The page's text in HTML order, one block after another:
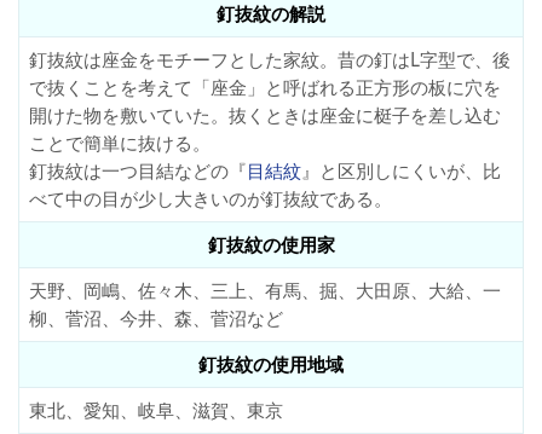
釘抜紋の解説
釘抜紋は座金をモチーフとした家紋。昔の釘はL字型で、後
で抜くことを考えて「座金」と呼ばれる正方形の板に穴を
開けた物を敷いていた。抜くときは座金に梃子を差し込む
ことで簡単に抜ける。
釘抜紋は一つ目結などの『目結紋』と区別しにくいが、比
べて中の目が少し大きいのが釘抜紋である。
釘抜紋の使用家
天野、岡嶋、佐々木、三上、有馬、掘、大田原、大給、一
柳、菅沼、今井、森、菅沼など
釘抜紋の使用地域
東北、愛知、岐阜、滋賀、東京